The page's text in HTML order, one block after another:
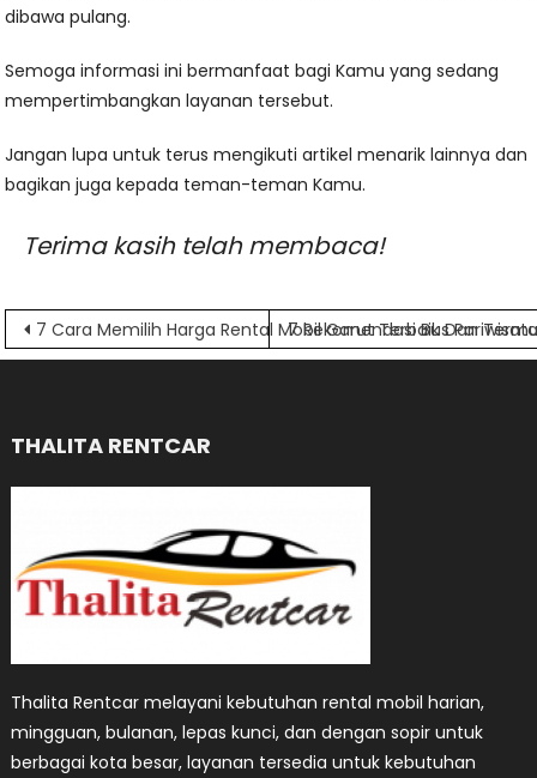
dibawa pulang.
Semoga informasi ini bermanfaat bagi Kamu yang sedang
mempertimbangkan layanan tersebut.
Jangan lupa untuk terus mengikuti artikel menarik lainnya dan
bagikan juga kepada teman-teman Kamu.
Terima kasih telah membaca!
Navigasi
pos
7 Cara Memilih Harga Rental Mobil Garut Terbaik Dan
7 Rekomendasi Bus
THALITA RENTCAR
Thalita Rentcar melayani kebutuhan rental mobil harian,
mingguan, bulanan, lepas kunci, dan dengan sopir untuk
berbagai kota besar, layanan tersedia untuk kebutuhan